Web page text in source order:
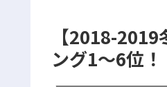
【2018-
ング1〜6位！